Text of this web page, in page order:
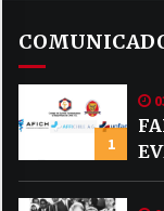
1